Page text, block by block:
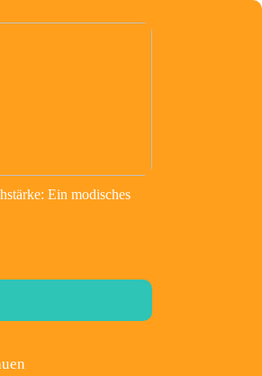
Ein modisches